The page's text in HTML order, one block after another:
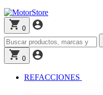
0
0
REFACCIONES